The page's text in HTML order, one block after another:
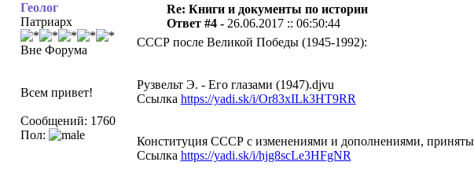
Геолог
Патриарх
Вне Форума
Всем привет!
Сообщений: 1760
Пол:
Re: Книги и документы по истории
Ответ #4 - 26.06.2017 :: 06:50:44
СССР после Великой Победы (1945-1992):
Рузвельт Э. - Его глазами (1947).djvu
Ссылка https://yadi.sk/i/Or83xILk3HT9RR
Конституция СССР с изменениями и дополнениями,
Ссылка https://yadi.sk/i/hjg8scLe3HFgNR